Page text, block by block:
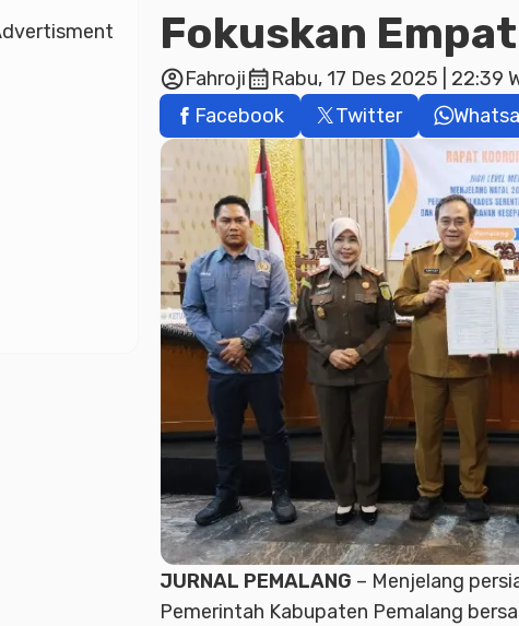
Fokuskan
account_circleFahrojicalendar_monthRabu, 17 Des 2025 | 22:39
Facebook
Twitter
JURNAL PEMALANG – Menjelang
Pemerintah Kabupaten Pemalang